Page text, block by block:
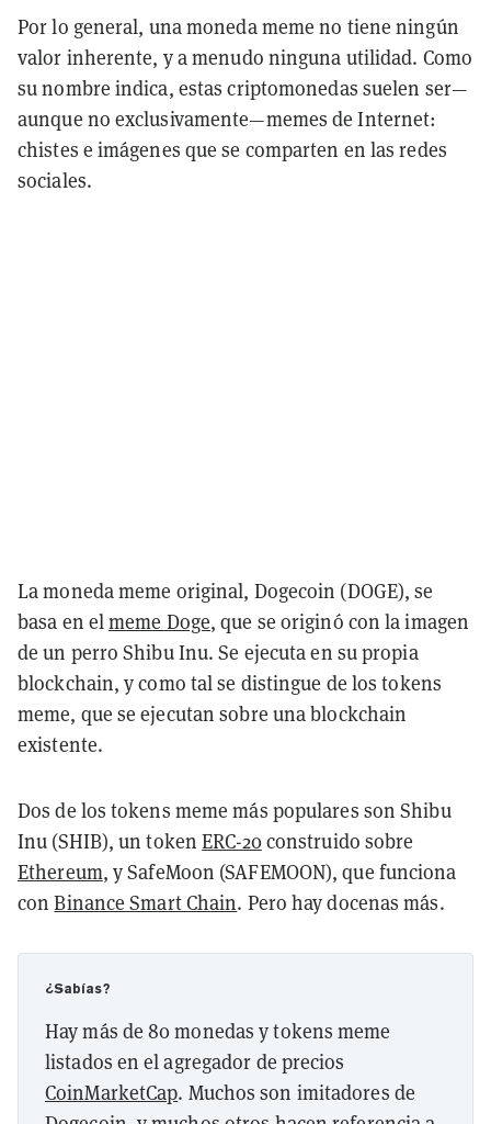
Por lo general, una moneda meme no tiene ningún
valor inherente, y a menudo ninguna utilidad. Como
su nombre indica, estas criptomonedas suelen ser—
aunque no exclusivamente—memes de Internet:
chistes e imágenes que se comparten en las redes
sociales.
La moneda meme original, Dogecoin (DOGE), se
basa en elmeme Doge, que se originó con la imagen
de un perro Shibu Inu. Se ejecuta en su propia
blockchain, y como tal se distingue de los tokens
meme, que se ejecutan sobre una blockchain
existente.
Dos de los tokens meme más populares son Shibu
Inu (SHIB), un tokenERC-20construido sobre
Ethereum, y SafeMoon (SAFEMOON), que funciona
conBinance Smart Chain. Pero hay docenas más.
¿Sabías?
Hay más de 80 monedas y tokens meme
listados en el agregador de precios
CoinMarketCap. Muchos son imitadores de